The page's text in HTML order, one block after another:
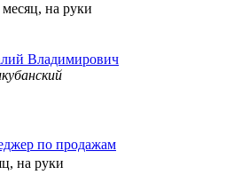
месяц, на руки
Владимирович
по продажам
на руки